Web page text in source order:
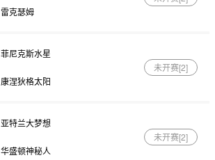
雷克瑟姆
菲尼克斯水星
康涅狄格太阳
未开赛[2]
亚特兰大梦想
华盛顿神秘人
未开赛[2]